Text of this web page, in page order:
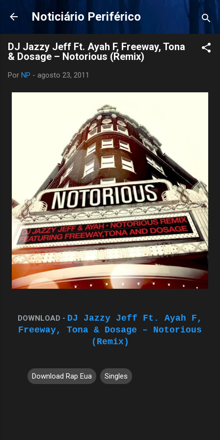
Pular para o conteúdo principal
Noticiário Periférico
DJ Jazzy Jeff Ft. Ayah F, Freeway, Tona
& Dosage – Notorious (Remix)
Por NP - agosto 23, 2011
DOWNLOAD - DJ Jazzy Jeff Ft. Ayah F,
Freeway, Tona & Dosage – Notorious
(Remix)
Download Rap Eua Singles